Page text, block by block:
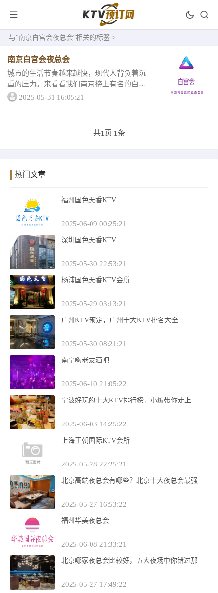
与“南京白宫会夜总会”相关的标签 >
南京白宫会夜总会
城市的生活节奏越来越快，现代人背负着沉
重的压力。来看看我们南京榜上有名的白宫
会夜总会吧！跟小编一起来夜晚的世界放松
2025-05-31 16:05:21
共1 页 1条
热门文章
福州国色天香KTV
2025-06-09 00:25:21
深圳国色天香KTV
2025-05-30 22:53:21
杨浦国色天香KTV会所
2025-05-29 03:13:21
广州KTV预定，广州十大KTV排名大全
2025-05-30 08:21:21
南宁嗨老友酒吧
2025-06-10 21:05:22
宁波好玩的十大KTV排行榜，小编带你走上
2025-06-03 14:25:22
上海王朝国际KTV会所
2025-05-28 22:25:21
北京高端夜总会有哪些？北京十大夜总会最强
2025-05-27 16:53:22
福州华美夜总会
2025-06-08 21:33:21
北京哪家夜总会比较好，五大夜场中你错过那
2025-05-27 17:49:22